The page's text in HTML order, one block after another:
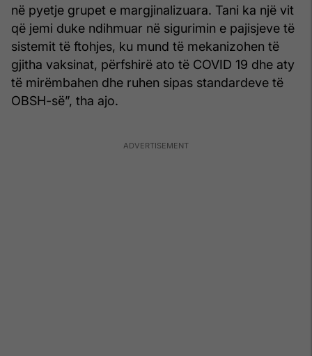
në pyetje grupet e margjinalizuara. Tani ka një vit
që jemi duke ndihmuar në sigurimin e pajisjeve të
sistemit të ftohjes, ku mund të mekanizohen të
gjitha vaksinat, përfshirë ato të COVID 19 dhe aty
të mirëmbahen dhe ruhen sipas standardeve të
OBSH-së”, tha ajo.